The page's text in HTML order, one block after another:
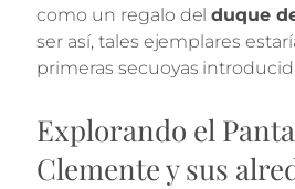
como un regalo delduque
ser así, tales ejemplares
primeras secuoyas
Explorando el
Clemente y sus